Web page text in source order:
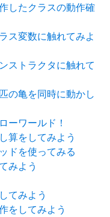
したクラスの動作確
ス変数に触れてみよ
ストラクタに触れて
の亀を同時に動かし
ーワールド！
算をしてみよう
ドを使ってみる
みよう
てみよう
をしてみよう